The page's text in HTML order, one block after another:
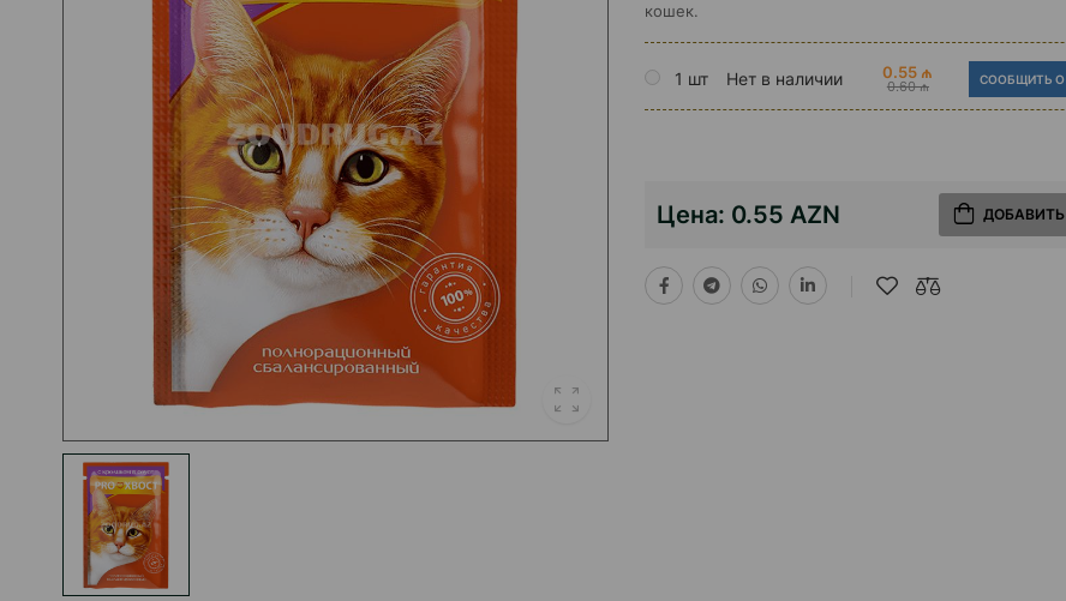
кошек.
1 шт Нет в наличии 0.55 ₼
0.60 ₼ СООБЩИТЬ О
Цена: 0.55 AZN